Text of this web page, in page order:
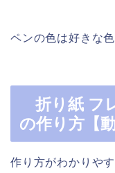
ペンの色は好きな色
折り紙 フ
の作り方【動
作り方がわかりや